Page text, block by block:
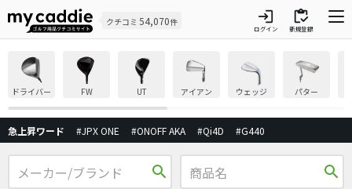
クチコミ 54,070件 login
ログイン
inventory
新規登録
ドライバー FW UT アイアン ウェッジ パター
急上昇ワード #JPX ONE #ONOFF AKA #Qi4D #G440
search search